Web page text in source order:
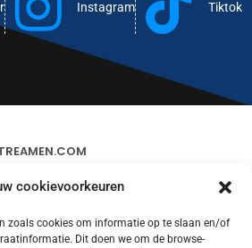
cookievoorkeuren
zoals cookies om informatie op te slaan en/of
Dit doen we om de browse-
Instagram Tiktok